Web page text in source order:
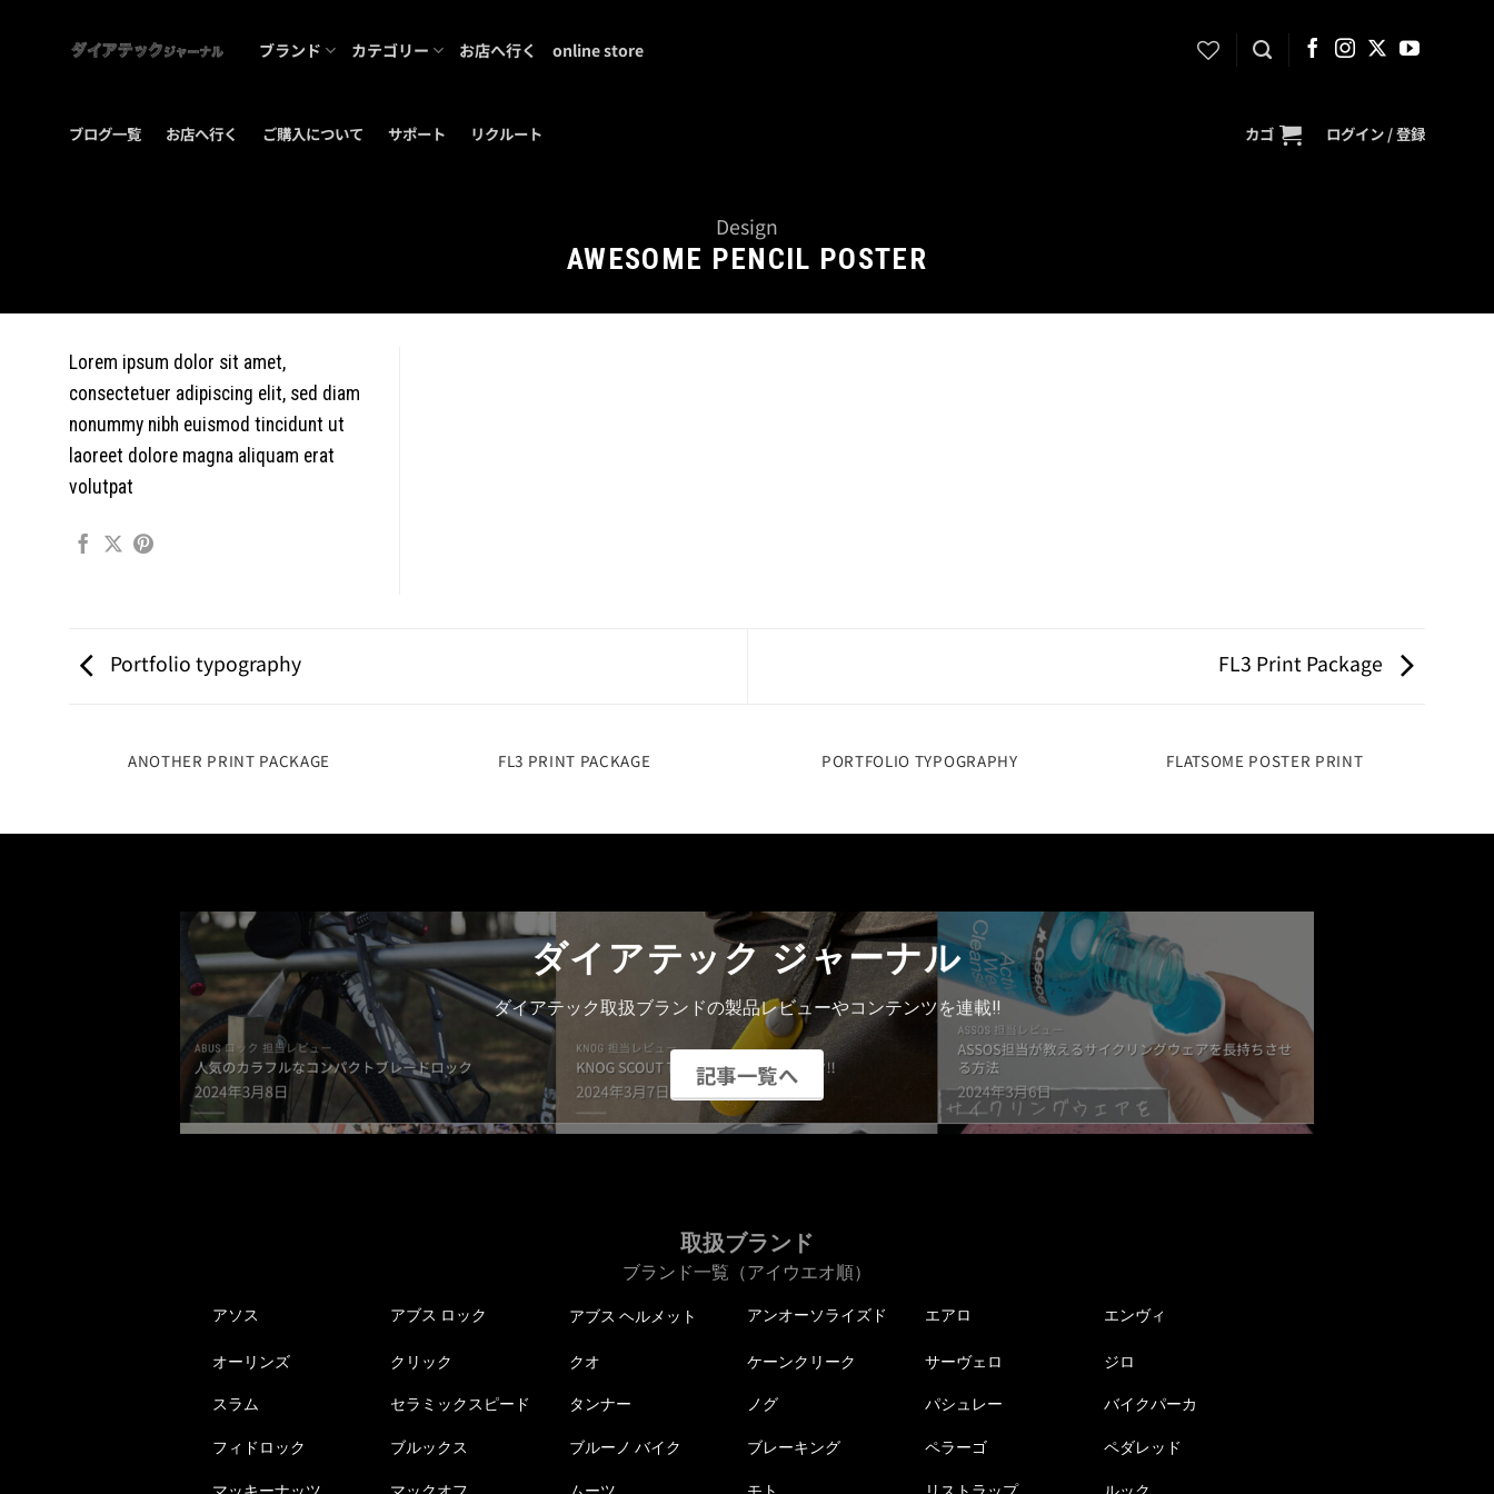
ブランド カテゴリー お店へ行く online store
ブログ一覧 お店へ行く ご購入について サポート リクルート カゴ ログイン / 登録
Design
AWESOME PENCIL POSTER
Lorem ipsum dolor sit amet,
consectetuer adipiscing elit, sed diam
nonummy nibh euismod tincidunt ut
laoreet dolore magna aliquam erat
volutpat
Portfolio typography FL3 Print Package
ANOTHER PRINT PACKAGE FL3 PRINT PACKAGE PORTFOLIO TYPOGRAPHY FLATSOME POSTER PRINT
ダイアテック ジャーナル
ダイアテック取扱ブランドの製品レビューやコンテンツを連載!!
記事一覧へ
取扱ブランド
ブランド一覧（アイウエオ順）
アソス アブス ロック アブス ヘルメット アンオーソライズド エアロ エンヴィ
オーリンズ クリック クオ ケーンクリーク サーヴェロ ジロ
スラム セラミックスピード タンナー ノグ パシュレー バイクパーカ
フィドロック ブルックス ブルーノ バイク ブレーキング ペラーゴ ペダレッド
マッキーナッツ マックオフ ムーツ モト リストラップ ルック